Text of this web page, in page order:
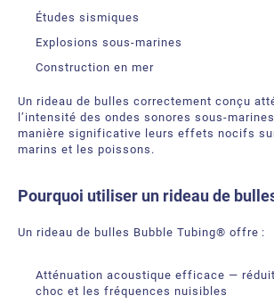
Études sismiques
Explosions sous‑marines
Construction en mer
Un rideau de bulles correctement conçu
l’intensité des ondes sonores
manière significative leurs effets nocifs
marins et les poissons.
Pourquoi utiliser un rideau de
Un rideau de bulles Bubble Tubing® offre :
Atténuation acoustique efficace —
choc et les fréquences nuisibles